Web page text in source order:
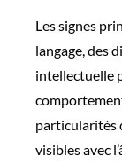
Les signes
langage, des
intellectuelle
particularités
visibles avec